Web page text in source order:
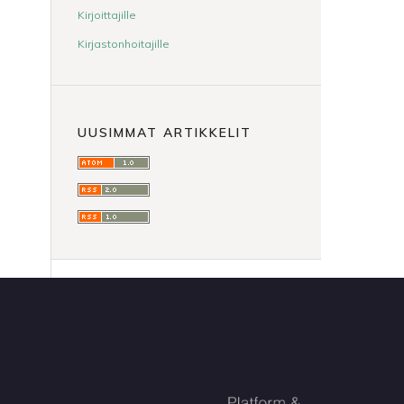
Kirjoittajille
Kirjastonhoitajille
UUSIMMAT ARTIKKELIT